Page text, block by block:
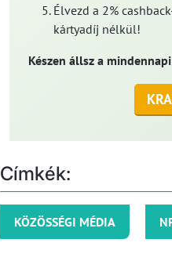
Élvezd a 2%
kártyadíj nélkül!
Készen állsz a
Címkék:
KÖZÖSSÉGI MÉDIA